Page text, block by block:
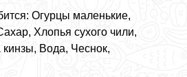
Огурцы маленькие,
Хлопья сухого чили,
Вода, Чеснок,